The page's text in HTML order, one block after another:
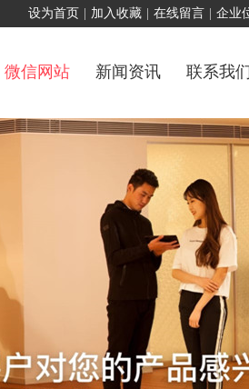
微信网站 新闻资讯 联系我们
设为首页 加入收藏 在线留言 企业